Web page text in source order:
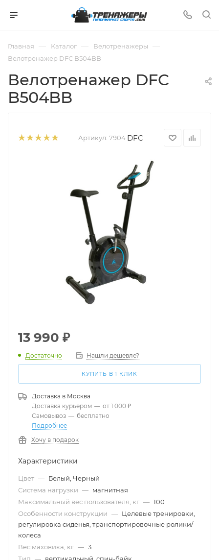
Главная — Каталог — Велотренажеры —
Велотренажер DFC B504BB
Велотренажер DFC
B504BB
Артикул: 7904 DFC
13 990 ₽
Достаточно Нашли дешевле?
КУПИТЬ В 1 КЛИК
Доставка в Москва
Доставка курьером — от 1 000 ₽
Самовывоз — бесплатно
Подробнее
Хочу в подарок
Характеристики
Цвет — Белый, Черный
Система нагрузки — магнитная
Максимальный вес пользователя, кг — 100
Особенности конструкции — Целевые тренировки,
регулировка сиденья, транспортировочные ролики/
колеса
Вес маховика, кг — 3